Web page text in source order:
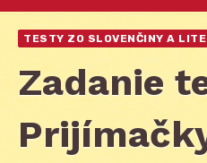
TESTY ZO SLOVENČINY A
Zadanie